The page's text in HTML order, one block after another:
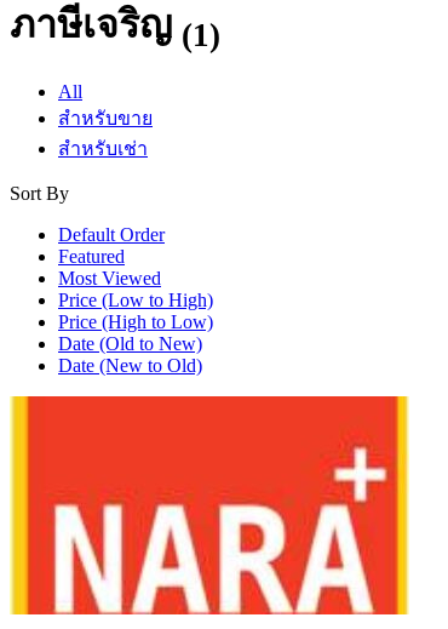
ภาษีเจริญ (1)
All
สำหรับขาย
สำหรับเช่า
Sort By
Default Order
Featured
Most Viewed
Price (Low to High)
Price (High to Low)
Date (Old to New)
Date (New to Old)